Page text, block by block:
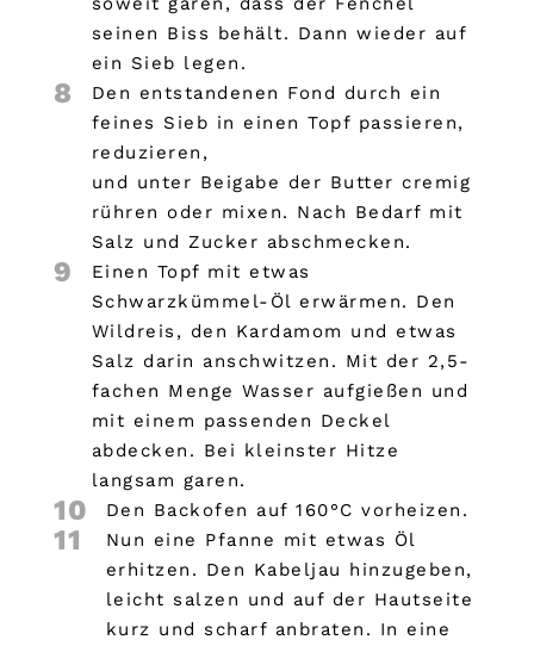
seinen Biss behält. Dann wieder auf
ein Sieb legen.
8
Den entstandenen Fond durch ein
feines Sieb in einen Topf passieren,
reduzieren,
und unter Beigabe der Butter cremig
rühren oder mixen. Nach Bedarf mit
Salz und Zucker abschmecken.
9
Einen Topf mit etwas
Schwarzkümmel-Öl erwärmen. Den
Wildreis, den Kardamom und etwas
Salz darin anschwitzen. Mit der 2,5-
fachen Menge Wasser aufgießen und
mit einem passenden Deckel
abdecken. Bei kleinster Hitze
langsam garen.
10 Den Backofen auf 160°C vorheizen.
11
Nun eine Pfanne mit etwas Öl
erhitzen. Den Kabeljau hinzugeben,
leicht salzen und auf der Hautseite
kurz und scharf anbraten. In eine